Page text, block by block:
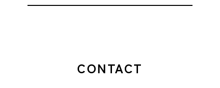
CONTACT